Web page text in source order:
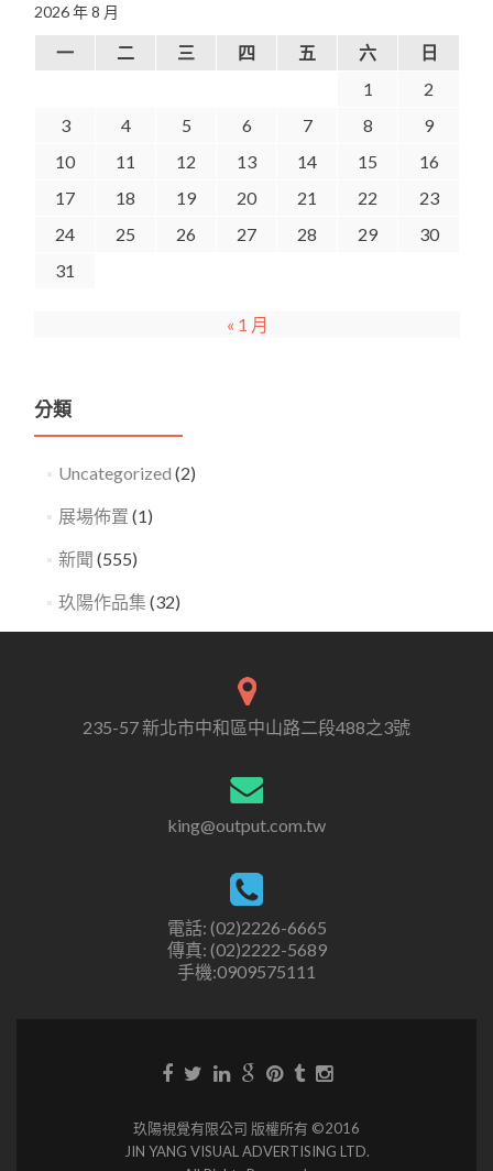
2026 年 8 月
一 二 三 四 五 六
日
1
2
3
4 5 6 7 8
9
10
11 12 13 14 15
16
17
18 19 20 21 22
23
24
25 26 27 28 29
30
31
« 1 月
分類
Uncategorized (2)
展場佈置 (1)
新聞 (555)
玖陽作品集 (32)
235-57 新北市中和區中山路二段488之3號
king@output.com.tw
電話: (02)2226-6665
傳真: (02)2222-5689
手機:0909575111
玖陽視覺有限公司 版權所有 ©2016
JIN YANG VISUAL ADVERTISING LTD.